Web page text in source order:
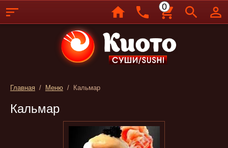
Главная / Меню / Кальмар
Кальмар
0